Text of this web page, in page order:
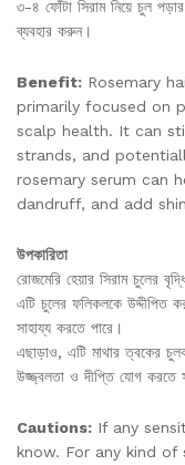
৩-৪ ফোঁটা সিরাম নিয়ে চুল পড়ার
ব্যবহার করুন।
Benefit: Rosemary
primarily focused on
scalp health. It can
strands, and
rosemary serum can
dandruff, and add
উপকারিতা
রোজমেরি হেয়ার সিরাম চুলের
এটি চুলের ফলিকলকে উদ্দীপিত
সাহায্য করতে পারে।
এছাড়াও, এটি মাথার ত্বকের
উজ্জ্বলতা ও দীপ্তি যোগ করতে
Cautions: If any
know. For any kind of